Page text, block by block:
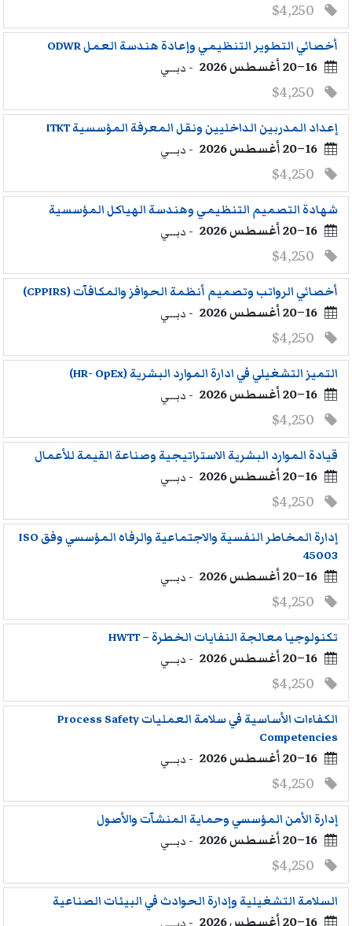
أخصائي التطوير التنظيمي وإعادة هندسة العمل ODWR
16–20 أغسطس 2026 - دبــي
إعداد المدربين الداخليين ونقل المعرفة المؤسسية ITKT
16–20 أغسطس 2026 - دبــي
شهادة التصميم التنظيمي وهندسة الهياكل المؤسسية
16–20 أغسطس 2026 - دبــي
أخصائي الرواتب وتصميم أنظمة الحوافز والمكافآت (CPPIRS)
16–20 أغسطس 2026 - دبــي
التميز التشغيلي في ادارة الموارد البشرية (HR- OpEx)
16–20 أغسطس 2026 - دبــي
قيادة الموارد البشرية الاستراتيجية وصناعة القيمة للأعمال
16–20 أغسطس 2026 - دبــي
إدارة المخاطر النفسية والاجتماعية والرفاه المؤسسي وفق ISO
45003
16–20 أغسطس 2026 - دبــي
تكنولوجيا معالجة النفايات الخطرة – HWTT
16–20 أغسطس 2026 - دبــي
الكفاءات الأساسية في سلامة العمليات Process Safety
Competencies
16–20 أغسطس 2026 - دبــي
إدارة الأمن المؤسسي وحماية المنشآت والأصول
16–20 أغسطس 2026 - دبــي
السلامة التشغيلية وإدارة الحوادث في البيئات الصناعية